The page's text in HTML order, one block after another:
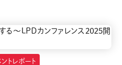
トレポート